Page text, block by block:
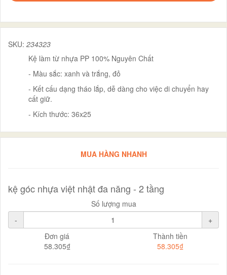
SKU: 234323
Kệ làm từ nhựa PP 100% Nguyên Chất
- Màu sắc: xanh và trắng, đỏ
- Kết cấu dạng tháo lắp, dễ dàng cho việc di chuyển hay
cất giữ.
- Kích thước: 36x25
MUA HÀNG NHANH
kệ góc nhựa việt nhật đa năng - 2 tầng
Số lượng mua
-
+
Đơn giá
58.305₫
Thành tiền
58.305₫